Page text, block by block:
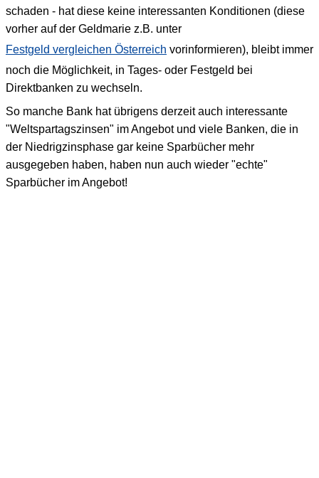
schaden - hat diese keine interessanten Konditionen (diese
vorher auf der Geldmarie z.B. unter
Festgeld vergleichen Österreich vorinformieren), bleibt immer
noch die Möglichkeit, in Tages- oder Festgeld bei
Direktbanken zu wechseln.
So manche Bank hat übrigens derzeit auch interessante
"Weltspartagszinsen" im Angebot und viele Banken, die in
der Niedrigzinsphase gar keine Sparbücher mehr
ausgegeben haben, haben nun auch wieder "echte"
Sparbücher im Angebot!